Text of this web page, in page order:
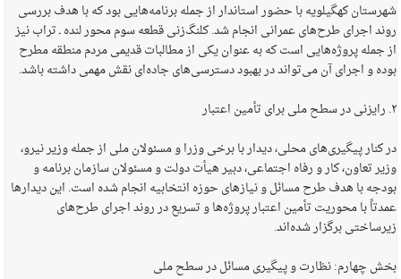
شهرستان کهگیلویه با حضور استاندار از جمله برنامه‌هایی بود که با هدف بررسی
روند اجرای طرح‌های عمرانی انجام شد. کلنگ‌زنی قطعه سوم محور لنده ـ تراب نیز
از جمله پروژه‌هایی است که به عنوان یکی از مطالبات قدیمی مردم منطقه مطرح
بوده و اجرای آن می‌تواند در بهبود دسترسی‌های جاده‌ای نقش مهمی داشته باشد.
۲. رایزنی در سطح ملی برای تأمین اعتبار
در کنار پیگیری‌های محلی، دیدار با برخی وزرا و مسئولان ملی از جمله وزیر نیرو،
وزیر تعاون، کار و رفاه اجتماعی، دبیر هیأت دولت و مسئولان سازمان برنامه و
بودجه با هدف طرح مسائل و نیازهای حوزه انتخابیه انجام شده است. این دیدارها
عمدتاً با محوریت تأمین اعتبار پروژه‌ها و تسریع در روند اجرای طرح‌های
زیرساختی برگزار شده‌اند.
بخش چهارم: نظارت و پیگیری مسائل در سطح ملی